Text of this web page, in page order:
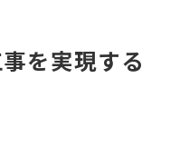
を実現する